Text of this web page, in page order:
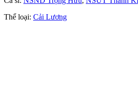
Thể loại: Cải Lương